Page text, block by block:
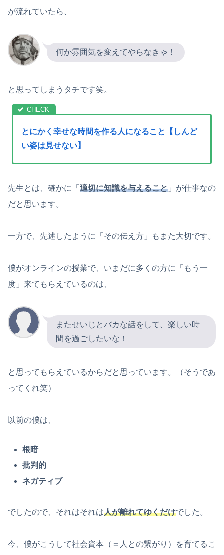
が流れていたら、
何か雰囲気を変えてやらなきゃ！
と思ってしまうタチです笑。
とにかく幸せな時間を作る人になること【しんど
い姿は見せない】
先生とは、確かに「 適切に知識を与えること 」が仕事なの
だと思います。
一方で、先述したように「その伝え方」もまた大切です。
僕がオンラインの授業で、いまだに多くの方に「もう一
度」来てもらえているのは、
またせいじとバカな話をして、楽しい時
間を過ごしたいな！
と思ってもらえているからだと思っています。（そうであ
ってくれ笑）
以前の僕は、
根暗
批判的
ネガティブ
でしたので、それはそれは人が離れてゆくだけでした。
今、僕がこうして社会資本（＝人との繋がり）を育てるこ